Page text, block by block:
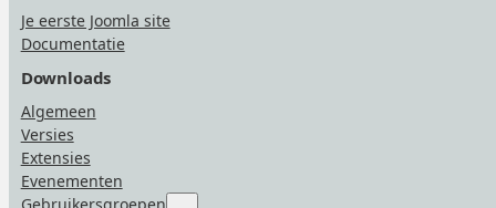
Je eerste Joomla site
Documentatie
Downloads
Algemeen
Versies
Extensies
Evenementen